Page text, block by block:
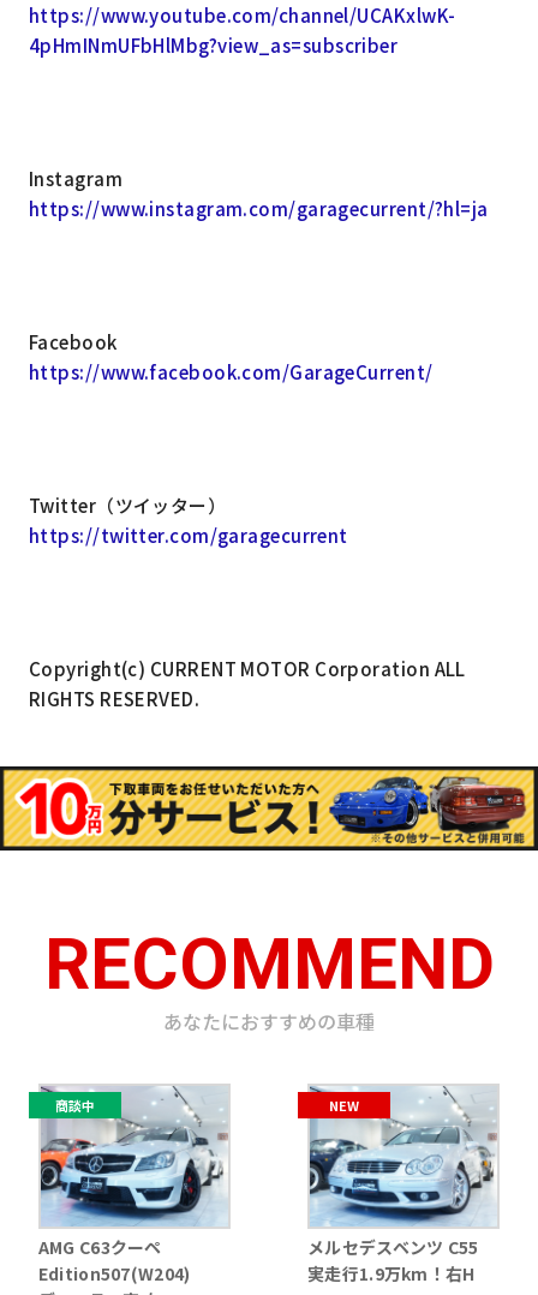
https://www.youtube.com/channel/UCAKxlwK-
4pHmINmUFbHlMbg?view_as=subscriber
Instagram
https://www.instagram.com/garagecurrent/?hl=ja
Facebook
https://www.facebook.com/GarageCurrent/
Twitter（ツイッター）
https://twitter.com/garagecurrent
Copyright(c) CURRENT MOTOR Corporation ALL
RIGHTS RESERVED.
RECOMMEND
あなたにおすすめの車種
商談中
AMG C63クーペ
Edition507(W204)
NEW
メルセデスベンツ C55
実走行1.9万km！右H